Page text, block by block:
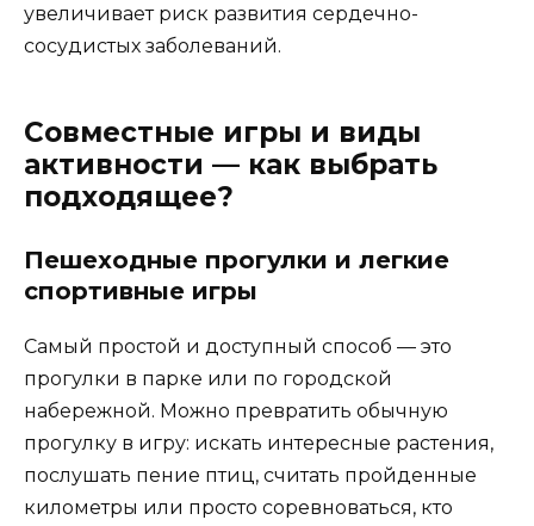
увеличивает риск развития сердечно-
сосудистых заболеваний.
Совместные игры и виды
активности — как выбрать
подходящее?
Пешеходные прогулки и легкие
спортивные игры
Самый простой и доступный способ — это
прогулки в парке или по городской
набережной. Можно превратить обычную
прогулку в игру: искать интересные растения,
послушать пение птиц, считать пройденные
километры или просто соревноваться, кто